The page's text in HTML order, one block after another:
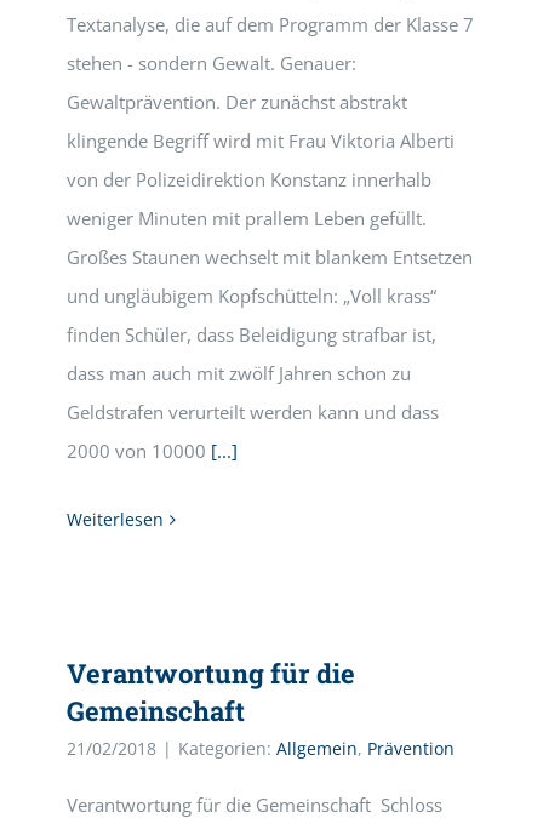
Textanalyse, die auf dem Programm der Klasse 7
stehen - sondern Gewalt. Genauer:
Gewaltprävention. Der zunächst abstrakt
klingende Begriff wird mit Frau Viktoria Alberti
von der Polizeidirektion Konstanz innerhalb
weniger Minuten mit prallem Leben gefüllt.
Großes Staunen wechselt mit blankem Entsetzen
und ungläubigem Kopfschütteln: „Voll krass“
finden Schüler, dass Beleidigung strafbar ist,
dass man auch mit zwölf Jahren schon zu
Geldstrafen verurteilt werden kann und dass
2000 von 10000 [...]
Weiterlesen
Verantwortung für die
Gemeinschaft
21/02/2018 | Kategorien: Allgemein, Prävention
Verantwortung für die Gemeinschaft Schloss